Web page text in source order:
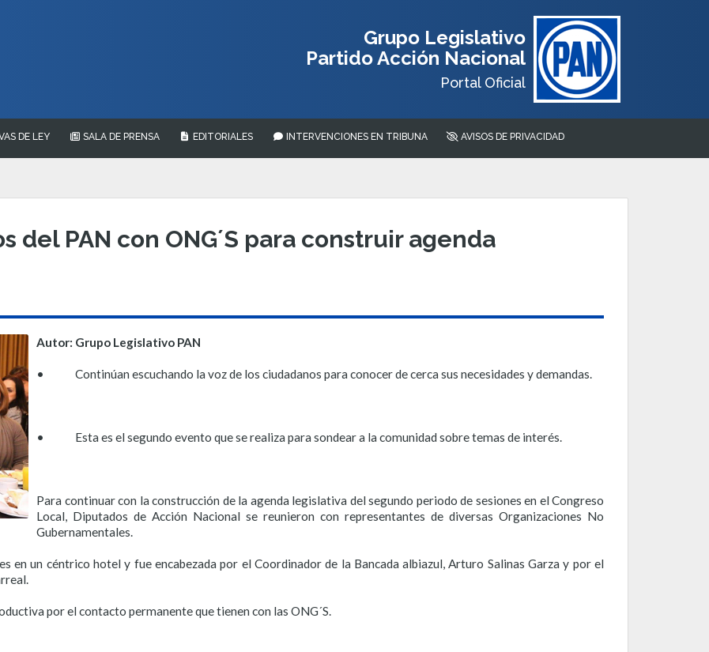
Grupo Legislativo
Partido Acción Nacional
Portal Oficial
DE LEY SALA DE PRENSA EDITORIALES INTERVENCIONES EN TRIBUNA AVISOS DE PRIVACIDAD
del PAN con ONG´S para construir agenda
Autor: Grupo Legislativo PAN
• Continúan escuchando la voz de los ciudadanos para conocer de cerca sus necesidades y demandas.
• Esta es el segundo evento que se realiza para sondear a la comunidad sobre temas de interés.
Para continuar con la construcción de la agenda legislativa del segundo periodo de sesiones en el Congreso
Local, Diputados de Acción Nacional se reunieron con representantes de diversas Organizaciones No
Gubernamentales.
en un céntrico hotel y fue encabezada por el Coordinador de la Bancada albiazul, Arturo Salinas Garza y por el
por el contacto permanente que tienen con las ONG´S.